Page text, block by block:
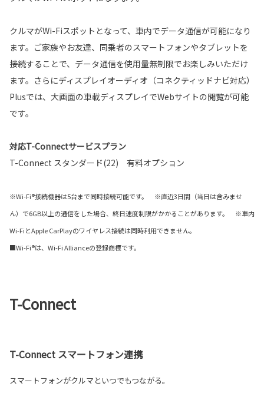
クルマがWi-Fiスポットとなって、車内でデータ通信が可能になり
ます。ご家族やお友達、同乗者のスマートフォンやタブレットを
接続することで、データ通信を使用量無制限でお楽しみいただけ
ます。さらにディスプレイオーディオ（コネクティッドナビ対応）
Plusでは、大画面の車載ディスプレイでWebサイトの閲覧が可能
です。
対応T-Connectサービスプラン
T-Connect スタンダード(22) 有料オプション
※Wi-Fi®接続機器は5台まで同時接続可能です。 ※直近3日間（当日は含みませ
ん）で6GB以上の通信をした場合、終日速度制限がかかることがあります。 ※車内
Wi-FiとApple CarPlayのワイヤレス接続は同時利用できません。
■Wi-Fi®は、Wi-Fi Allianceの登録商標です。
T-Connect
T-Connect スマートフォン連携
スマートフォンがクルマといつでもつながる。